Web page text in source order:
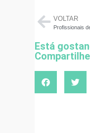
VOLTAR
Está